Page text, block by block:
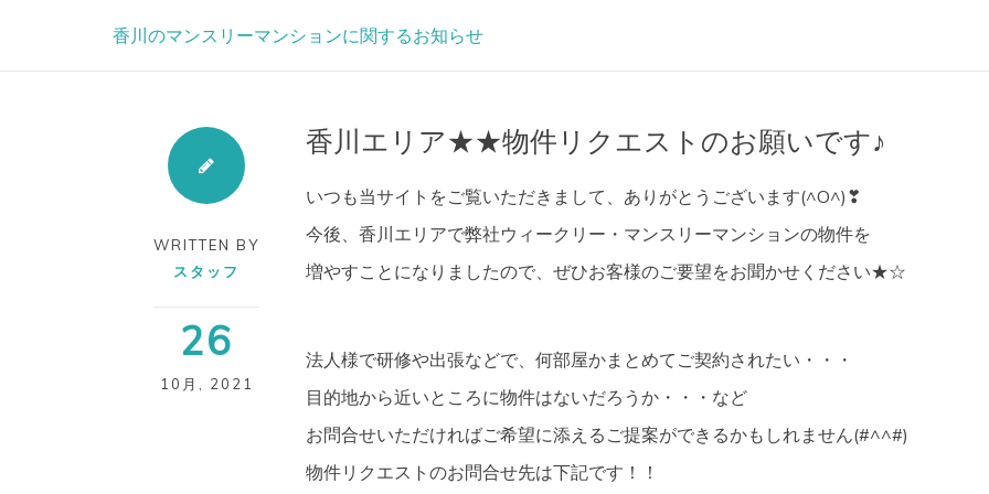
香川のマンスリーマンションに関するお知らせ
WRITTEN BY
スタッフ
26
10月 2021
香川エリア★★物件リクエストのお願いです♪
いつも当サイトをご覧いただきまして、ありがとうございます(^O^)❣
今後、香川エリアで弊社ウィークリー・マンスリーマンションの物件を
増やすことになりましたので、ぜひお客様のご要望をお聞かせください★☆
法人様で研修や出張などで、何部屋かまとめてご契約されたい・・・
目的地から近いところに物件はないだろうか・・・など
お問合せいただければご希望に添えるご提案ができるかもしれません(#^^#)
物件リクエストのお問合せ先は下記です！！